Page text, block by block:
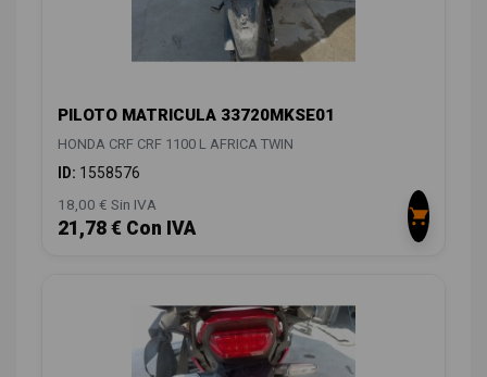
PILOTO MATRICULA 33720MKSE01
HONDA CRF CRF 1100 L AFRICA TWIN
ID: 1558576
18,00 € Sin IVA
21,78 € Con IVA